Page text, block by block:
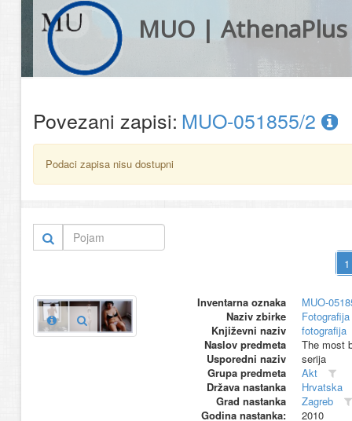
MUO | AthenaPlus
Povezani zapisi: MUO-051855/2
Podaci zapisa nisu dostupni
Inventarna oznaka
MUO-
Naziv zbirke
Književni naziv
fotografija
Naslov predmeta
The most
Usporedni naziv
serija
Grupa predmeta
Akt
Država nastanka
Hrvatska
Grad nastanka
Zagreb
Godina nastanka:
2010